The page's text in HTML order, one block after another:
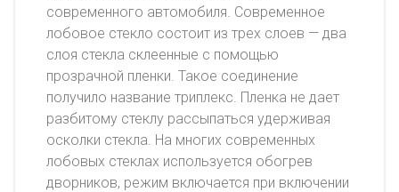
современного автомобиля. Современное
лобовое стекло состоит из трех слоев — два
слоя стекла склеенные с помощью
прозрачной пленки. Такое соединение
получило название триплекс. Пленка не дает
разбитому стеклу рассыпаться удерживая
осколки стекла. На многих современных
лобовых стеклах используется обогрев
дворников, режим включается при включении